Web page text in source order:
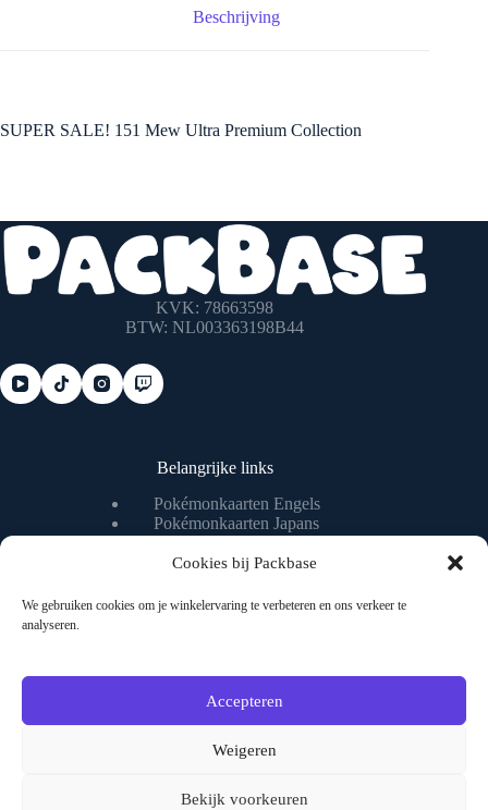
Cookies bij Packbase
We gebruiken cookies om je winkelervaring te verbeteren en ons verkeer te
analyseren.
Accepteren
Weigeren
Bekijk voorkeuren
Beschrijving
SUPER SALE! 151 Mew Ultra Premium Collection
KVK: 78663598
BTW: NL003363198B44
Belangrijke links
Pokémonkaarten Engels
Pokémonkaarten Japans
Pokémonkaart livestream
Algemene voorwaarden
Privacybeleid
Over ons
Contact
Veilig shoppen